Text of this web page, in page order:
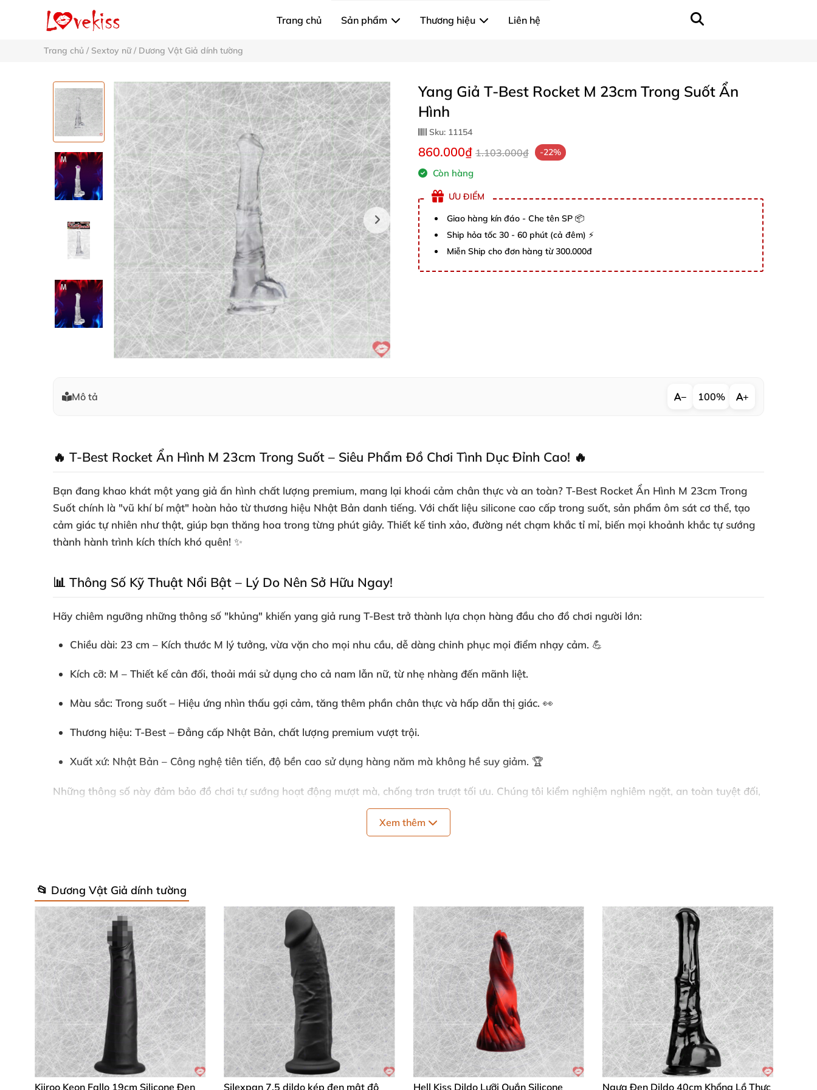
Trang chủ Sản phẩm Thương hiệu Liên hệ
Trang chủ / Sextoy nữ/ Dương Vật Giả dính tường
Yang Giả T-Best Rocket M 23cm Trong Suốt Ẩn
Hình
Sku: 11154
860.000₫ 1.103.000₫ -22%
Còn hàng
ƯU ĐIỂM
Giao hàng kín đáo - Che tên SP 📦
Ship hỏa tốc 30 - 60 phút (cả đêm) ⚡
Miễn Ship cho đơn hàng từ 300.000đ
Mô tả − 100% +
🔥 T-Best Rocket Ẩn Hình M 23cm Trong Suốt – Siêu Phẩm Đồ Chơi Tình Dục Đỉnh Cao! 🔥
Bạn đang khao khát một yang giả ẩn hình chất lượng premium, mang lại khoái cảm chân thực và an toàn? T-Best Rocket Ẩn Hình M 23cm Trong
Suốt chính là "vũ khí bí mật" hoàn hảo từ thương hiệu Nhật Bản danh tiếng. Với chất liệu silicone cao cấp trong suốt, sản phẩm ôm sát cơ thể, tạo
cảm giác tự nhiên như thật, giúp bạn thăng hoa trong từng phút giây. Thiết kế tinh xảo, đường nét chạm khắc tỉ mỉ, biến mọi khoảnh khắc tự sướng
thành hành trình kích thích khó quên! ✨
📊 Thông Số Kỹ Thuật Nổi Bật – Lý Do Nên Sở Hữu Ngay!
Hãy chiêm ngưỡng những thông số "khủng" khiến yang giả rung T-Best trở thành lựa chọn hàng đầu cho đồ chơi người lớn:
Chiều dài: 23 cm – Kích thước M lý tưởng, vừa vặn cho mọi nhu cầu, dễ dàng chinh phục mọi điểm nhạy cảm. 💪
Kích cỡ: M – Thiết kế cân đối, thoải mái sử dụng cho cả nam lẫn nữ, từ nhẹ nhàng đến mãnh liệt.
Màu sắc: Trong suốt – Hiệu ứng nhìn thấu gợi cảm, tăng thêm phần chân thực và hấp dẫn thị giác. 👀
Thương hiệu: T-Best – Đẳng cấp Nhật Bản, chất lượng premium vượt trội.
Xuất xứ: Nhật Bản – Công nghệ tiên tiến, độ bền cao sử dụng hàng năm mà không hề suy giảm. 🏆
Những thông số này đảm bảo đồ chơi tự sướng hoạt động mượt mà, chống trơn trượt tối ưu. Chúng tôi kiểm nghiệm nghiêm ngặt, an toàn tuyệt đối,
, bạn sẵn sàng khám phá khoái lạc đỉnh cao chỉ trong tích tắc! 🌟
Yang giả T-Bestnổi bật nhờ lớp silicone mềm mại, đàn hồi vượt trội, ôm sát mà không hề khó chịu. Thiết kếẩn hình thông minhgiúp cất giữ kín đáo,
vệ sinh siêu nhanh chỉ vài giây. Dù dùng làm đồ chơi tình dục namhay nữ, sản phẩm đều mang đến trải nghiệm đa dạng, từ dịu dàng đến cuồng
nhiệt.
Hàng ngàn khách hàng đã "nghiện" vì độ bám chắc chắn từ công nghệ Nhật Bản, tăng cường khoái cảm chân thực. Sản phẩm không chỉ bền bỉ mà
còn tiện lợi, phù hợp lối sống bận rộn. Hãy tưởng tượng cảm giác thăng hoa mỗi tối – đó chính là sức hút củaT-Best Rocket 23cm! ❤️
💬 Đánh Giá Từ Khách Hàng Thực Tế – 5 Sao Rực Rỡ! ⭐⭐⭐⭐⭐
Xem thêm
📂 Dương Vật Giả dính tường
Kiiroo Keon Fallo 19cm Silicone Đen
Silexpan 7.5 dildo kép đen mật độ
Hell Kiss Dildo Lưỡi Quắn Silicone
Ngựa Đen Dildo 40cm Khổng Lồ Thực